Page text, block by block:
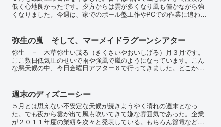
低く心地良かったです。夕方からは雲が多くなり風も僅かながら強
くなりました。今週は、家でのボール盤工作やPCでの作業に追われ
弥生の嵐 そして、マーメイドラグーンシアター
弥生 － 木草弥生い茂る（きくさいやおいしげる）月３月です。
ここ数日低気圧のせいで雨や強風で嵐のようになっています。こん
な悪天候の中、今日金曜日アフター６で行ってきました。どこかっ
週末のディズニーシー
５月とは思えない不安定な天候が続きようやく晴れの週末となっ
た。でも夜から雲が出て風も吹いてきて嫌な雰囲気であった。企業
が２０１１年度の業績を次々と発表している。もちろん節電などの